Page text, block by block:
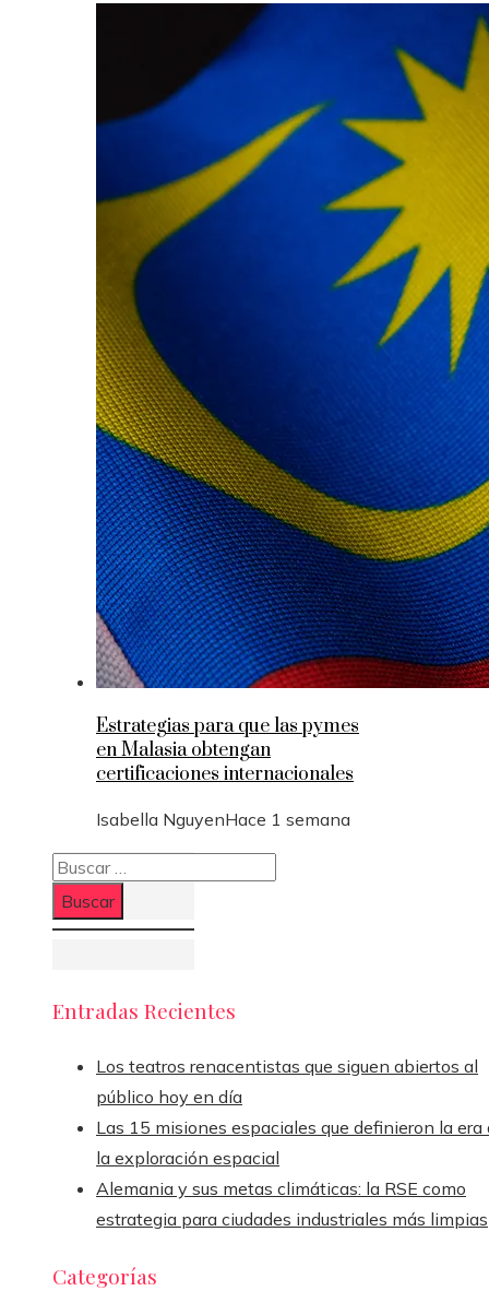
Estrategias para que las pymes
en Malasia obtengan
certificaciones internacionales
Isabella NguyenHace 1 semana
Buscar:
Entradas Recientes
Los teatros renacentistas que siguen abiertos al
público hoy en día
Las 15 misiones espaciales que definieron la era
la exploración espacial
Alemania y sus metas climáticas: la RSE como
estrategia para ciudades industriales más limpias
Categorías